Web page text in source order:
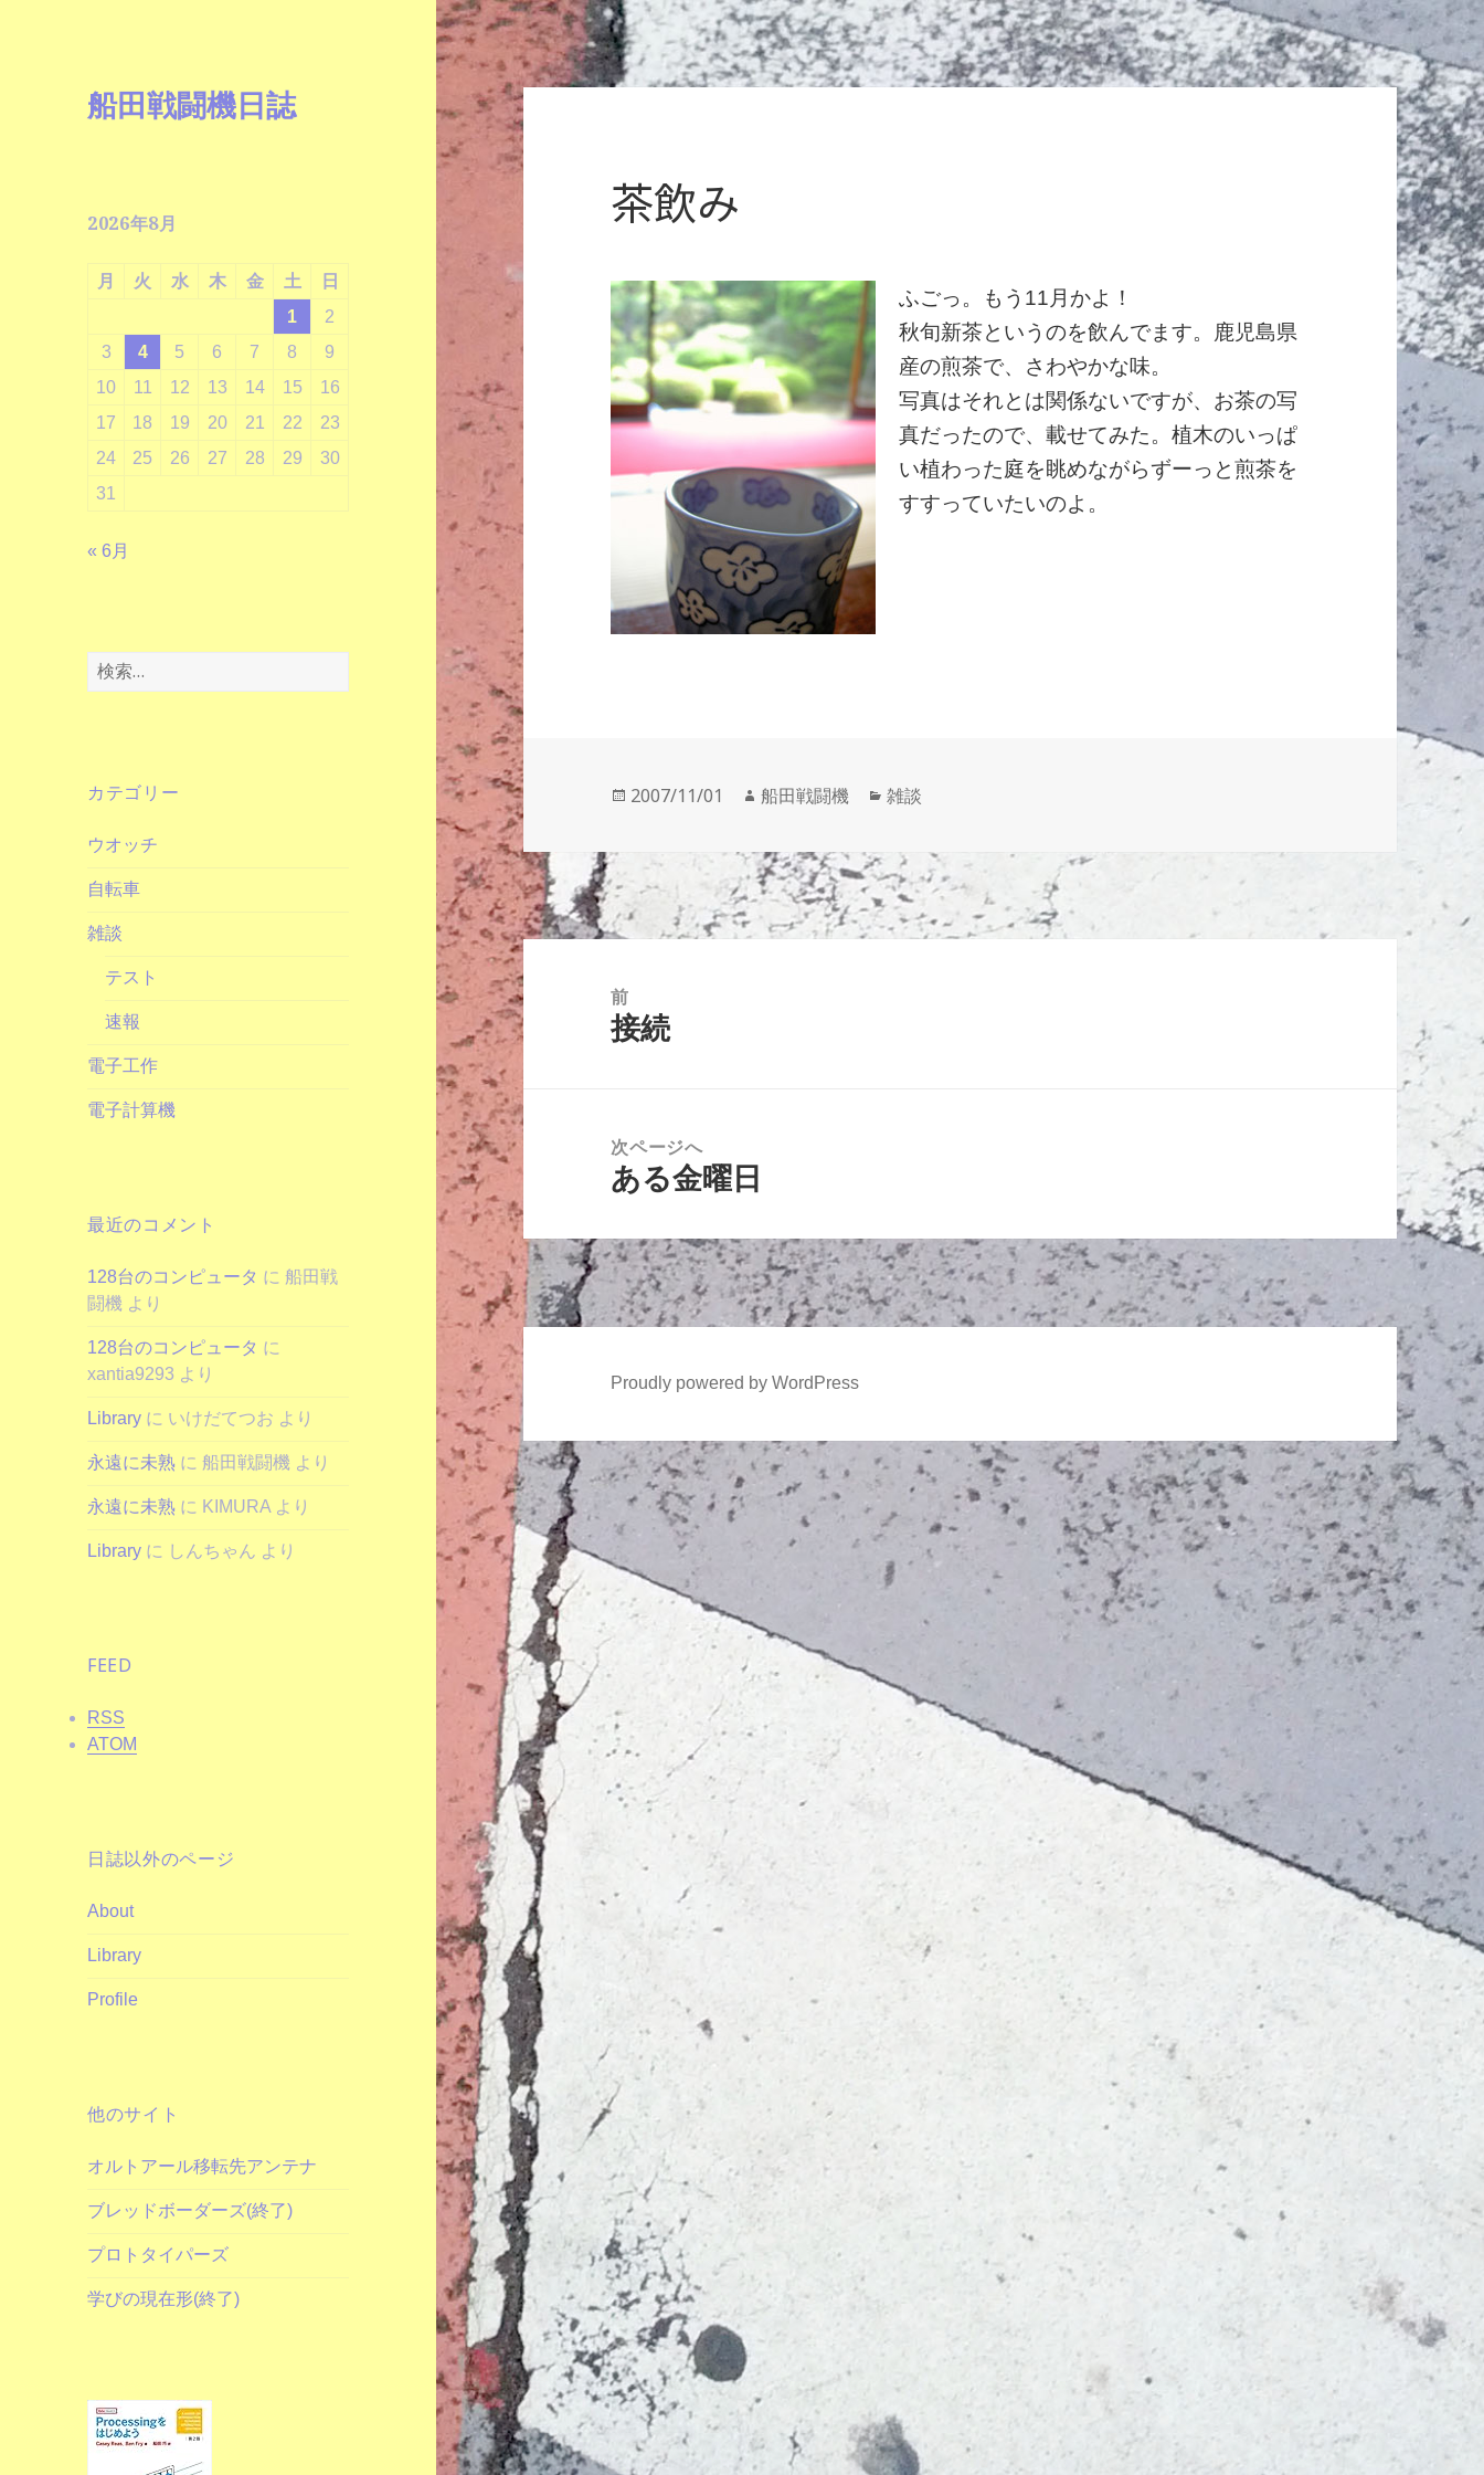
船田戦闘機日誌
2026年8月
月 火 水 木 金 土
日
1
2
3
4 5 6 7 8
9
10
11 12 13 14 15
16
17
18 19 20 21 22
23
24
25 26 27 28 29
30
31
« 6月
検
索:
カテゴリー
ウオッチ
自転車
雑談
テスト
速報
電子工作
電子計算機
最近のコメント
128台のコンピュータ に船田戦
闘機 より
128台のコンピュータ に
xantia9293 より
Library に いけだてつお より
永遠に未熟 に船田戦闘機 より
永遠に未熟 に KIMURA より
Library に しんちゃん より
FEED
RSS
ATOM
日誌以外のページ
About
Library
Profile
他のサイト
オルトアール移転先アンテナ
ブレッドボーダーズ(終了)
プロトタイパーズ
学びの現在形(終了)
茶飲み
ふごっ。もう11月かよ！
秋旬新茶というのを飲んでます。鹿児島県
産の煎茶で、さわやかな味。
写真はそれとは関係ないですが、お茶の写
真だったので、載せてみた。植木のいっぱ
い植わった庭を眺めながらずーっと煎茶を
すすっていたいのよ。
投
2007/11/01
作
者
船田戦闘機
カ
ゴ
リ
ー
雑談
投
稿
ナ
ー
前
前
接続
次ページへ
次
投
稿:
ある金曜日
Proudly powered by WordPress